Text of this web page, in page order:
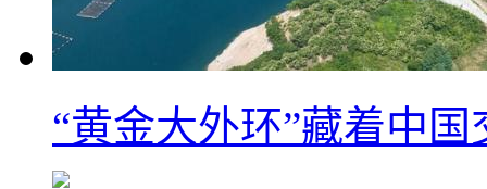
“黄金大外环”藏着中